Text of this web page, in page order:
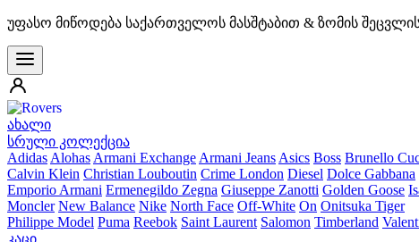
უფასო მიწოდება საქართველოს მასშტაბით & ზომის
ახალი
სრული კოლექცია
Adidas Alohas Armani Exchange Armani Jeans Asics Boss Brunello
Calvin Klein Christian Louboutin Crime London Diesel Dolce Gabbana
Emporio Armani Ermenegildo Zegna Giuseppe Zanotti Golden Goose
Moncler New Balance Nike North Face Off-White On Onitsuka Tiger
Philippe Model Puma Reebok Saint Laurent Salomon Timberland
კაცი